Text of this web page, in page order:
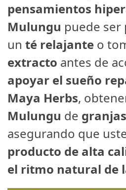
pensamientos
Mulungu puede ser
un té relajante o
extracto antes de
apoyar el sueño
Maya Herbs,
Mulungu de
asegurando que
producto de alta
el ritmo natural de